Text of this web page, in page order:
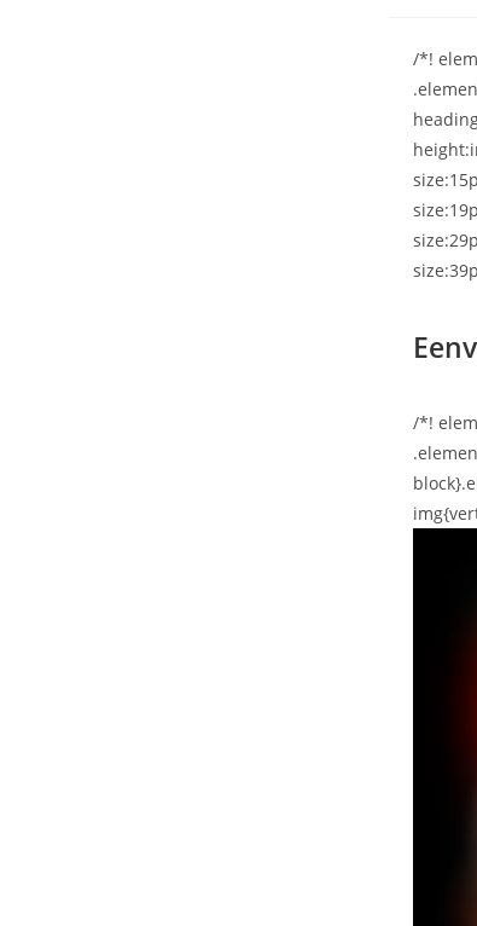
/*!
/*!